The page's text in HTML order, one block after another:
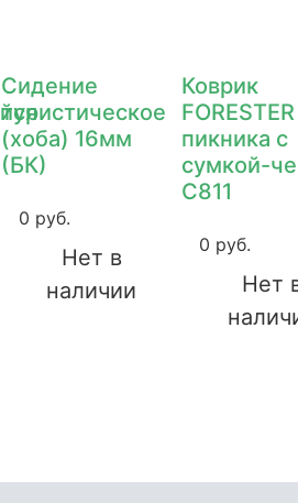
Сидение
туристическое
(хоба) 16мм
(БК)
0 руб.
Нет в
наличии
Коврик
пикника с
сумкой-
С811
0 руб.
Нет